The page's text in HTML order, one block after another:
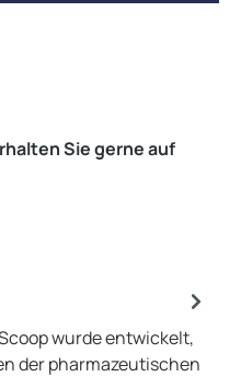
Sie gerne auf
wurde entwickelt,
der pharmazeutischen